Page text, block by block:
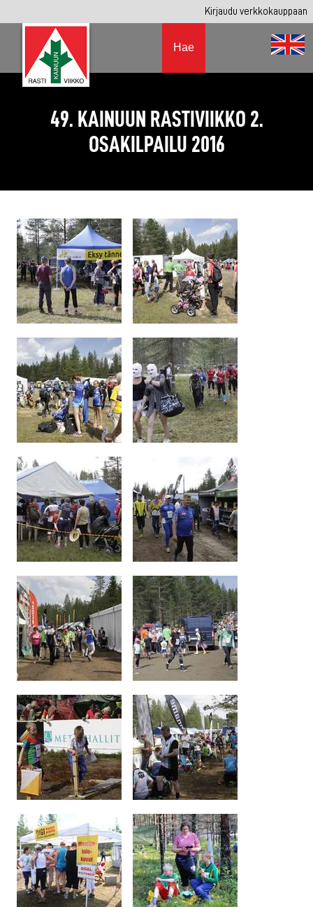
Kirjaudu verkkokauppaan
Hae
49. KAINUUN RASTIVIIKKO 2.
OSAKILPAILU 2016